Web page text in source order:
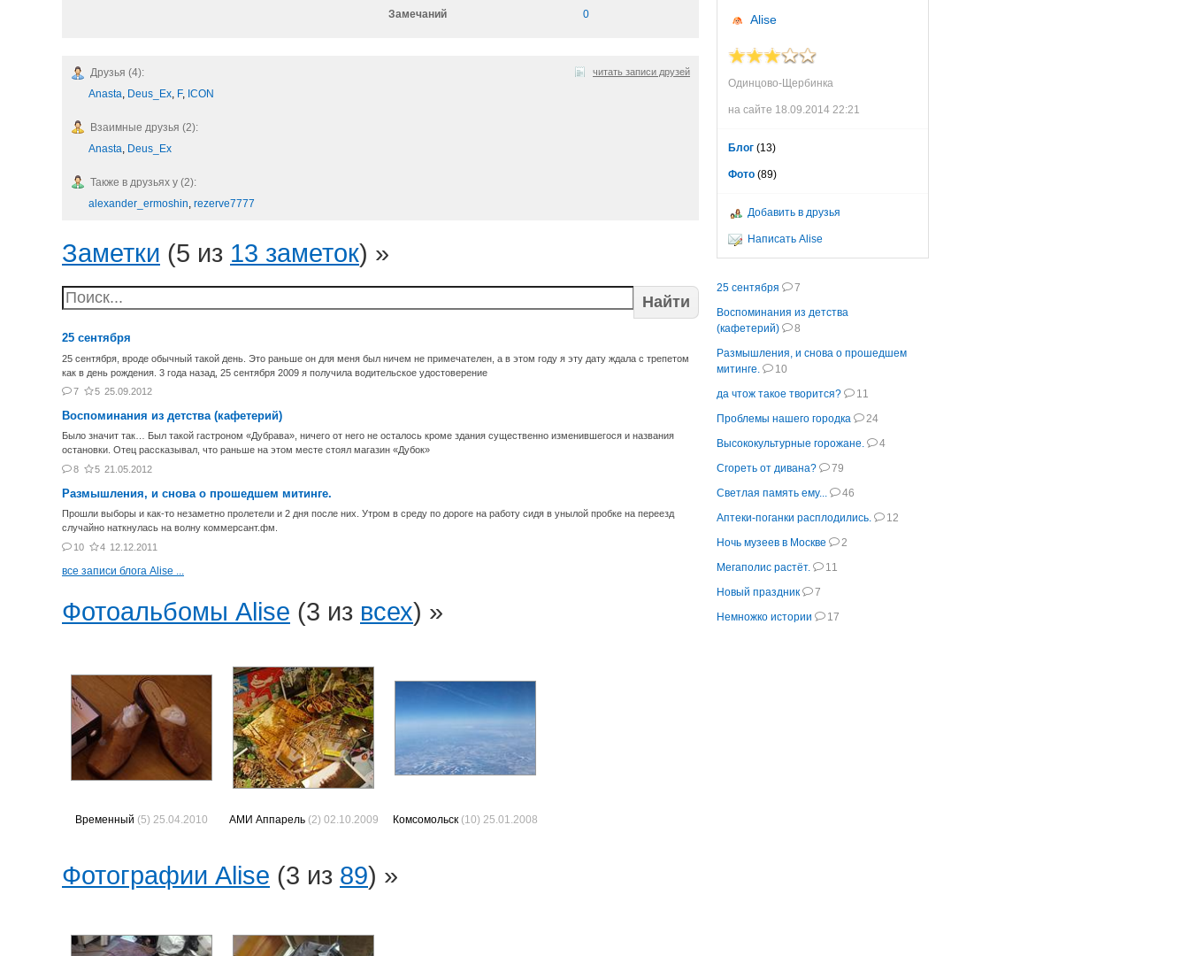
Замечаний 0
Друзья (4): читать записи друзей
Anasta, Deus_Ex, F, ICON
Взаимные друзья (2):
Anasta, Deus_Ex
Также в друзьях у (2):
alexander_ermoshin, rezerve7777
Заметки (5 из 13 заметок) »
Найти
25 сентября
25 сентября, вроде обычный такой день. Это раньше он для меня был ничем не примечателен, а в этом году я эту дату ждала с трепетом
как в день рождения. 3 года назад, 25 сентября 2009 я получила водительское удостоверение
7
5 25.09.2012
Воспоминания из детства (кафетерий)
Было значит так… Был такой гастроном «Дубрава», ничего от него не осталось кроме здания существенно изменившегося и названия
остановки. Отец рассказывал, что раньше на этом месте стоял магазин «Дубок»
8
5 21.05.2012
Размышления, и снова о прошедшем митинге.
Прошли выборы и как-то незаметно пролетели и 2 дня после них. Утром в среду по дороге на работу сидя в унылой пробке на переезд
случайно наткнулась на волну коммерсант.фм.
10
4 12.12.2011
все записи блога Alise ...
Фотоальбомы Alise (3 из всех) »
Временный (5) 25.04.2010 АМИ Аппарель(2) 02.10.2009 Комсомольск (10) 25.01.2008
Фотографии Alise (3 из 89) »
Alise
Одинцово-Щербинка
на сайте 18.09.2014 22:21
Блог (13)
Фото (89)
Добавить в друзья
Написать Alise
25 сентября
7
Воспоминания из детства
(кафетерий)
8
Размышления, и снова о прошедшем
митинге.
10
да чтож такое творится?
11
Проблемы нашего городка
24
Высококультурные горожане.
4
Сгореть от дивана?
79
Светлая память ему...
46
Аптеки-поганки расплодились.
12
Ночь музеев в Москве
2
Мегаполис растёт.
11
Новый праздник
7
Немножко истории
17